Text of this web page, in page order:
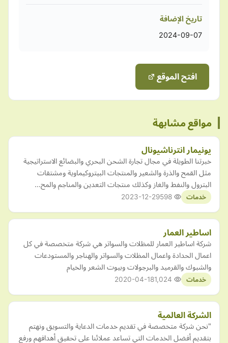
تاريخ الإضافة
2024-09-07
افتح الموقع
مواقع مشابهة
يونيمار انترناشيونال
خبرتنا الطويلة في مجال تجارة الشحن البحري والبضائع الاستراتيجية
مثل القمح والذرة والشعير والمنتجات البيتروكيماوية ومشتقات
البترول والنفط والغاز وكذلك منتجات التعدين والمناجم والمح…
خدمات 2023-12-29
اساطير العمار
شركة اساطير العمار للمظلات والسواتر هي شركة متخصصة في كل
اعمال الحدادة واعمال المظلات والسواتر والهناجر والمستودعات
والشبوك والقرميد والبرجولات وبيوت الشعر والخيام
خدمات 2020-04-18
الشركة العالمية
"نحن شركة متخصصة في تقديم خدمات الدعاية والتسويق ونهتم
بتقديم أفضل الخدمات التي تساعد عملائنا على تحقيق أهدافهم ورفع